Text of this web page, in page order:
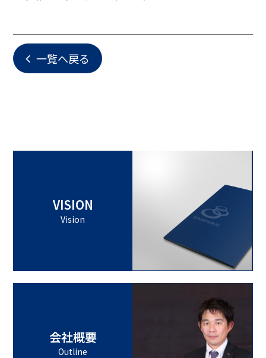
一覧へ戻る
VISION
Vision
会社概要
Outline